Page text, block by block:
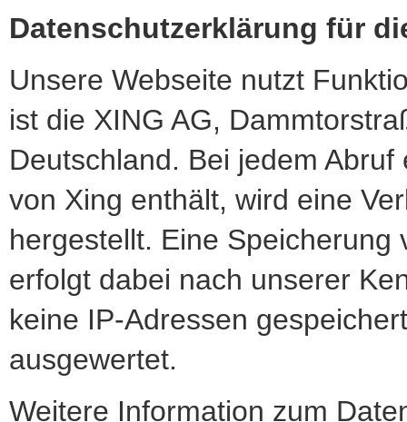
Datenschutzerklärung für
Unsere Webseite nutzt
ist die XING AG,
Deutschland. Bei jedem
von Xing enthält, wird eine
hergestellt. Eine
erfolgt dabei nach unserer
keine IP-Adressen
ausgewertet.
Weitere Information zum